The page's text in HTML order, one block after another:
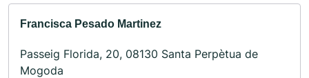
Francisca Pesado Martinez
Passeig Florida, 20, 08130 Santa Perpètua de
Mogoda